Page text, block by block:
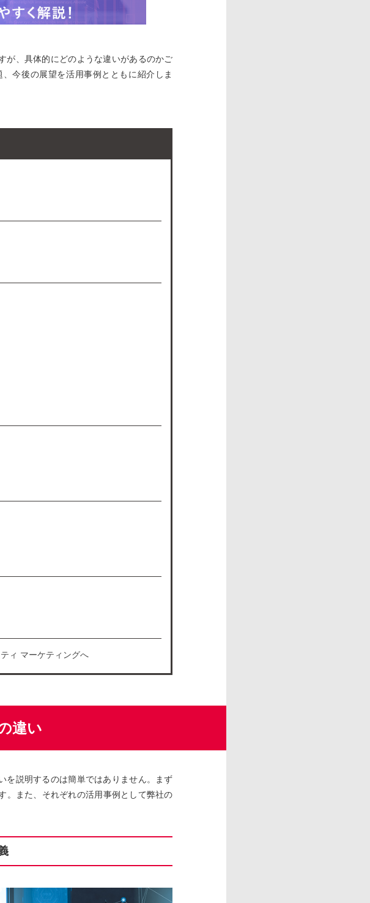
が、具体的にどのような違いがあるのかご
今後の展望を活用事例とともに紹介しま
ィ マーケティングへ
違い
を説明するのは簡単ではありません。まず
。また、それぞれの活用事例として弊社の